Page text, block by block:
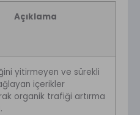
Açıklama
yitirmeyen ve sürekli
içerikler
organik trafiği artırma